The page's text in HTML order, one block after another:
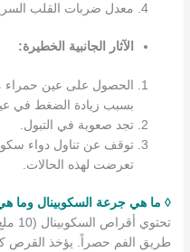
معدل ضربات القلب
الآثار الجانبية الخطيرة:
الحصول على عين حمراء
بسبب زيادة الضغط في
تجد صعوبة في التبول.
توقف عن تناول دواء
تعرضت لهذه الحالات.
◊ ما هي جرعة السكوبينال وما
طريق الفم حصراً. يؤخذ القرص